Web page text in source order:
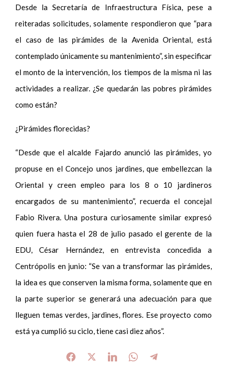
Desde la Secretaría de Infraestructura Física, pese a
reiteradas solicitudes, solamente respondieron que “para
el caso de las pirámides de la Avenida Oriental, está
contemplado únicamente su mantenimiento”, sin especificar
el monto de la intervención, los tiempos de la misma ni las
actividades a realizar. ¿Se quedarán las pobres pirámides
como están?
¿Pirámides florecidas?
“Desde que el alcalde Fajardo anunció las pirámides, yo
propuse en el Concejo unos jardines, que embellezcan la
Oriental y creen empleo para los 8 o 10 jardineros
encargados de su mantenimiento”, recuerda el concejal
Fabio Rivera. Una postura curiosamente similar expresó
quien fuera hasta el 28 de julio pasado el gerente de la
EDU, César Hernández, en entrevista concedida a
Centrópolis en junio: “Se van a transformar las pirámides,
la idea es que conserven la misma forma, solamente que en
la parte superior se generará una adecuación para que
lleguen temas verdes, jardines, flores. Ese proyecto como
está ya cumplió su ciclo, tiene casi diez años”.